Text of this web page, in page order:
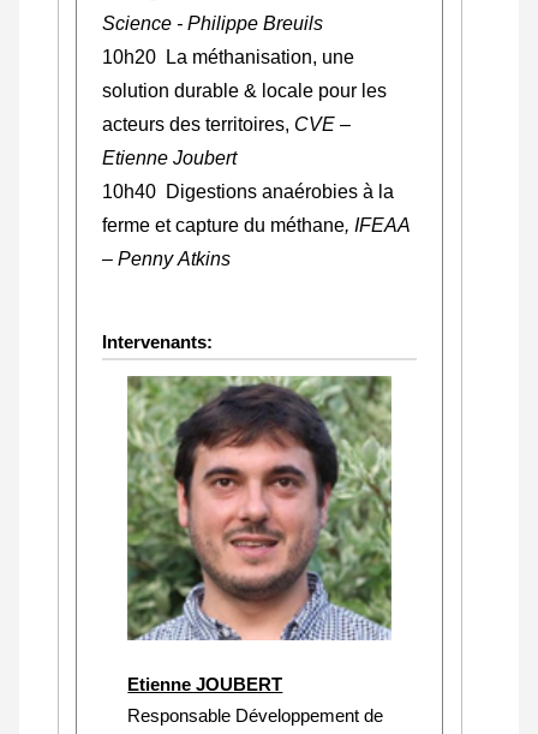
Science - Philippe Breuils
10h20 La méthanisation, une
solution durable & locale pour les
acteurs des territoires, CVE –
Etienne Joubert
10h40 Digestions anaérobies à la
ferme et capture du méthane, IFEAA
– Penny Atkins
Intervenants:
Etienne JOUBERT
Responsable Développement de